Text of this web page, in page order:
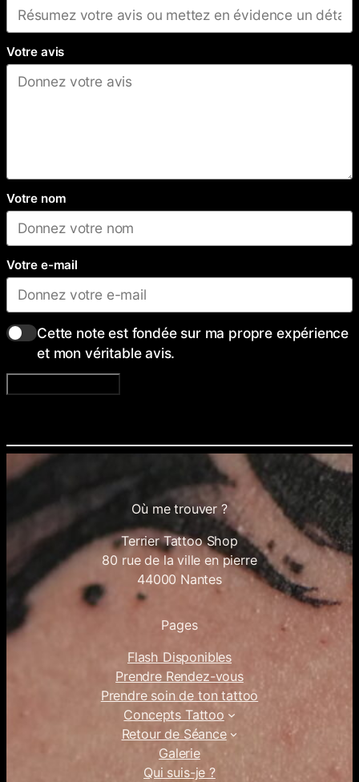
Votre avis
Votre nom
Votre e-mail
Cette note est fondée sur ma propre expérience
et mon véritable avis.
Où me trouver ?
Terrier Tattoo Shop
80 rue de la ville en pierre
44000 Nantes
Pages
Flash Disponibles
Prendre Rendez-vous
Prendre soin de ton tattoo
Concepts Tattoo
Retour de Séance
Galerie
Qui suis-je ?